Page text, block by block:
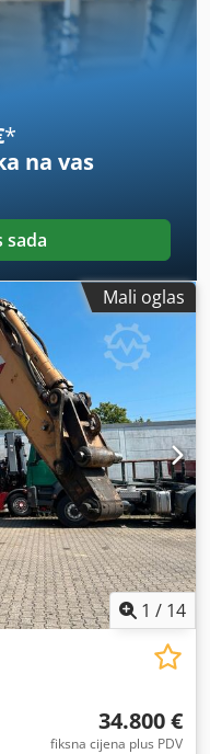
*
na vas
sada
Mali oglas
1 / 14
34.800 €
fiksna cijena plus PDV